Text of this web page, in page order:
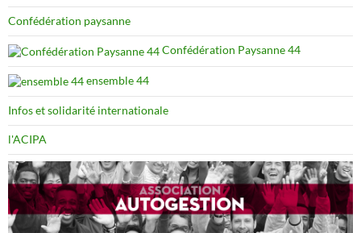
Confédération paysanne
Confédération Paysanne 44
ensemble 44
Infos et solidarité internationale
l'ACIPA